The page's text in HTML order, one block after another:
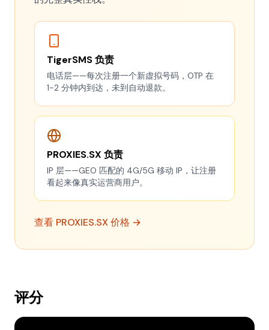
TigerSMS 负责
电话层——每次注册一个新虚拟号码，OTP 在
1-2 分钟内到达，未到自动退款。
PROXIES.SX 负责
IP 层——GEO 匹配的 4G/5G 移动 IP，让注册
看起来像真实运营商用户。
查看 PROXIES.SX 价格 →
评分